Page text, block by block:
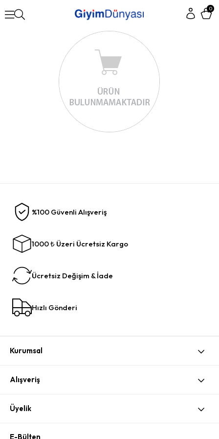
0
%100 Güvenli Alışveriş
1000 ₺ Üzeri Ücretsiz Kargo
Ücretsiz Değişim & İade
Hızlı Gönderi
Kurumsal
Alışveriş
Üyelik
E-Bülten